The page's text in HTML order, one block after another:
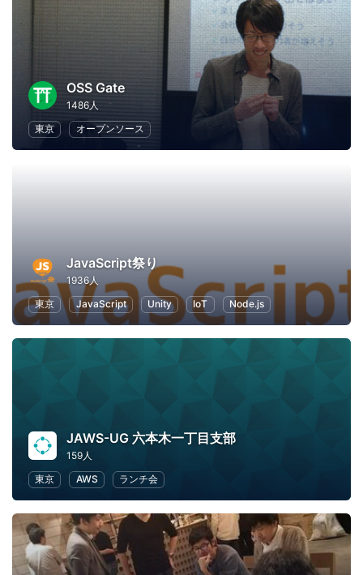
OSS Gate
1486人
東京
オープンソース
JavaScript祭り
1936人
東京
JavaScript Unity IoT Node.js
JAWS-UG 六本木一丁目支部
159人
東京
AWS ランチ会